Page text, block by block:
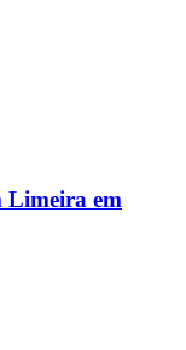
Limeira em